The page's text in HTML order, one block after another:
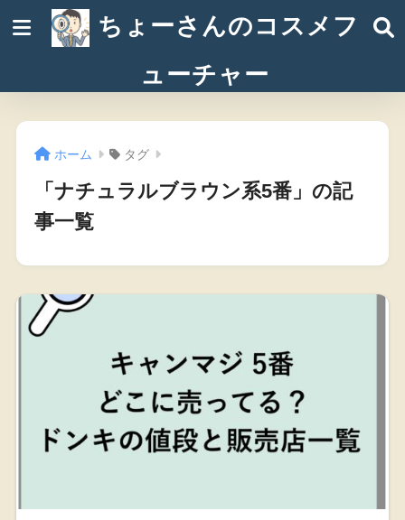
ちょーさんのコスメフ
ューチャー
ホーム タグ
「ナチュラルブラウン系5番」の記
事一覧